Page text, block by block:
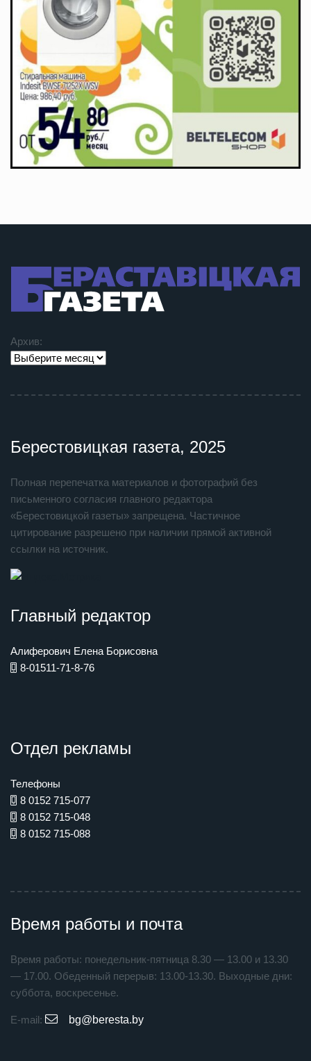
Архив:
Берестовицкая газета, 2025
Полная перепечатка материалов и фотографий без
письменного согласия главного редактора
«Берестовицкой газеты» запрещена. Частичное
цитирование разрешено при наличии прямой активной
ссылки на источник.
Главный редактор
Алиферович Елена Борисовна
8-01511-71-8-76
Отдел рекламы
Телефоны
8 0152 715-077
8 0152 715-048
8 0152 715-088
Время работы и почта
Время работы: понедельник-пятница 8.30 — 13.00 и 13.30
— 17.00. Обеденный перерыв: 13.00-13.30. Выходные дни:
суббота, воскресенье.
E-mail: bg@beresta.by